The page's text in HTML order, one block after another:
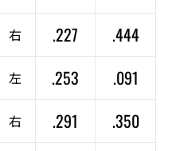
右 .227 .444
左 .253 .091
右 .291 .350